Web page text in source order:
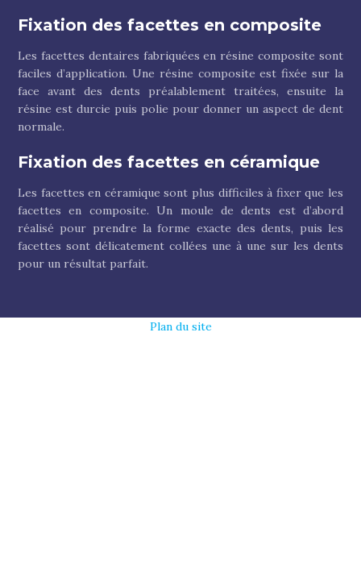
Fixation des facettes en composite
Les facettes dentaires fabriquées en résine composite sont
faciles d’application. Une résine composite est fixée sur la
face avant des dents préalablement traitées, ensuite la
résine est durcie puis polie pour donner un aspect de dent
normale.
Fixation des facettes en céramique
Les facettes en céramique sont plus difficiles à fixer que les
facettes en composite. Un moule de dents est d’abord
réalisé pour prendre la forme exacte des dents, puis les
facettes sont délicatement collées une à une sur les dents
pour un résultat parfait.
Plan du site